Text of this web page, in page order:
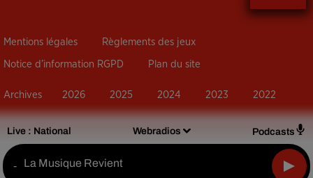
Live : National Webradios Podcasts
- La Musique Revient
Mentions légales Règlements des jeux
Notice d’information RGPD Plan du site
Archives 2026 2025 2024 2023 2022